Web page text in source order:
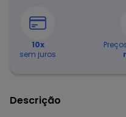
10x
sem juros
Descrição